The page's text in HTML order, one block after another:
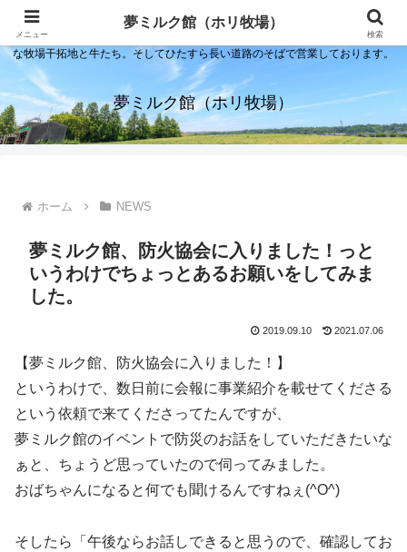
夢ミルク館！それは石川の金沢の隣にある内灘町にあるソフトクリーム屋で
す。日本海のすぐそばで展開する当店は、まるで小京都ならぬ小北海道のよう
な牧場干拓地と牛たち。そしてひたすら長い道路のそばで営業しております。
夢ミルク館（ホリ牧場）
ホーム NEWS
夢ミルク館、防火協会に入りました！っと
いうわけでちょっとあるお願いをしてみま
した。
2019.09.10 2021.07.06
【夢ミルク館、防火協会に入りました！】
というわけで、数日前に会報に事業紹介を載せてくださる
という依頼で来てくださってたんですが、
夢ミルク館のイベントで防災のお話をしていただきたいな
ぁと、ちょうど思っていたので伺ってみました。
おばちゃんになると何でも聞けるんですねぇ(^O^)
そしたら「午後ならお話しできると思うので、確認してお
メニュー
夢ミルク館（ホリ牧場）
検索